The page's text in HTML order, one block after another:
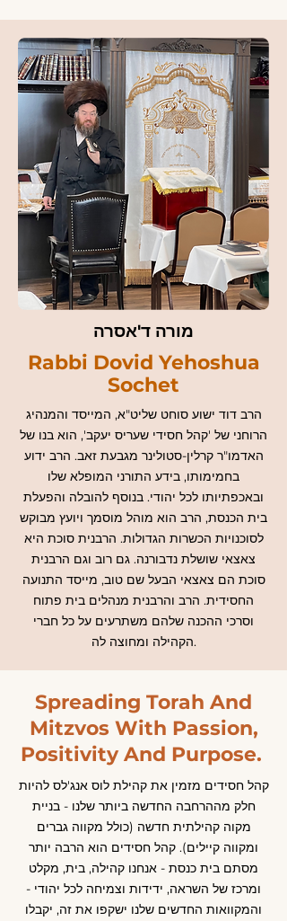
מורה ד'אסרה
Rabbi Dovid Yehoshua
Sochet
הרב דוד ישוע סוחט שליט"א, המייסד והמנהיג
הרוחני של 'קהל חסידי שעריס יעקב', הוא בנו של
האדמו"ר קרלין-סטולינר מגבעת זאב. הרב ידוע
בחמימותו, בידע התורני המופלא שלו
ובאכפתיותו לכל יהודי. בנוסף להובלה והפעלת
בית הכנסת, הרב הוא מוהל מוסמך ויועץ מבוקש
לסוכנויות הכשרות הגדולות. הרבנית סוכת היא
צאצאי שושלת נדבורנה. גם רוב וגם הרבנית
סוכת הם צאצאי הבעל שם טוב, מייסד התנועה
החסידית. הרב והרבנית מנהלים בית פתוח
וסרכי ההכנה שלהם משתרעים על כל חברי
הקהילה ומחוצה לה.
Spreading Torah And
Mitzvos With Passion,
Positivity And Purpose.
קהל חסידים מזמין את קהילת לוס אנג'לס להיות
חלק מההרחבה החדשה ביותר שלנו - בניית
מקוה קהילתית חדשה (כולל מקווה גברים
ומקווה קיילים). קהל חסידים הוא הרבה יותר
מסתם בית כנסת - אנחנו קהילה, בית, מקלט
ומרכז של השראה, ידידות וצמיחה לכל יהודי -
והמקוואות החדשים שלנו ישקפו את זה, יקבלו